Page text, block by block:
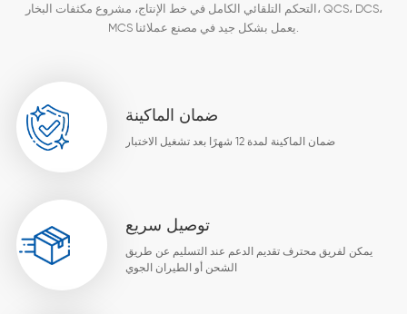
التحكم التلقائي الكامل في خط الإنتاج، مشروع مكثفات البخار، QCS، DCS،
MCS يعمل بشكل جيد في مصنع عملائنا.
ضمان الماكينة
ضمان الماكينة لمدة 12 شهرًا بعد تشغيل الاختبار
توصيل سريع
يمكن لفريق محترف تقديم الدعم عند التسليم عن طريق
الشحن أو الطيران الجوي